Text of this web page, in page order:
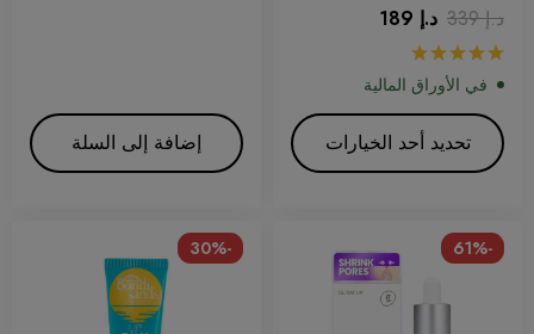
د.إ339 د.إ
في الأوراق المالية
تحديد أحد الخيارات إضافة إلى السلة
-61%
-30%